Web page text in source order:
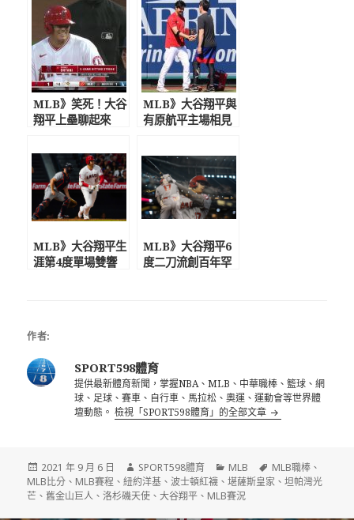
MLB》笑死！大谷
翔平上壘聊起來
什麼? 問我認識陽
岱鋼嗎
MLB》大谷翔平與
有原航平主場相見
MLB》大谷翔平生
涯第4度單場雙響
MLB》大谷翔平6
度二刀流創百年罕
作者:
SPORT598體育
提供最新體育新聞，掌握NBA、MLB、中華職棒、籃球、網
球、足球、賽車、自行車、馬拉松、奧運、運動會等世界體
壇動態。檢視「SPORT598體育」的全部文章
發
佈
日
2021 年 9 月 6 日
作
者
SPORT598體育
分
類
MLB
標
籤
MLB職棒 、
MLB比分 、 MLB賽程 、紐約洋基 、波士頓紅襪 、堪薩斯皇家 、坦帕灣光
芒 、舊金山巨人 、洛杉磯天使 、大谷翔平 、 MLB賽況